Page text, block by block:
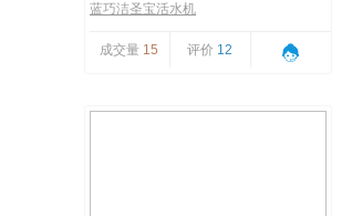
蓝巧洁圣宝活水机
成交量 15 评价 12